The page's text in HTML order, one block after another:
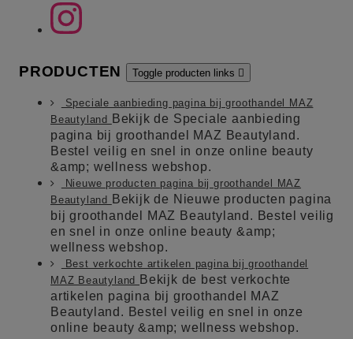
PRODUCTEN Toggle producten links 
Speciale aanbieding pagina bij groothandel MAZ
Beautyland
Bekijk de Speciale aanbieding
pagina bij groothandel MAZ Beautyland.
Bestel veilig en snel in onze online beauty
&amp; wellness webshop.
Nieuwe producten pagina bij groothandel MAZ
Beautyland
Bekijk de Nieuwe producten pagina
bij groothandel MAZ Beautyland. Bestel veilig
en snel in onze online beauty &amp;
wellness webshop.
Best verkochte artikelen pagina bij groothandel
MAZ Beautyland
Bekijk de best verkochte
artikelen pagina bij groothandel MAZ
Beautyland. Bestel veilig en snel in onze
online beauty &amp; wellness webshop.